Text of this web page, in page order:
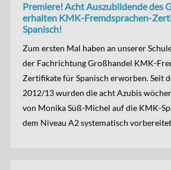
Premiere! Acht Auszubildende des
erhalten KMK-Fremdsprachen-
Spanisch!
Zum ersten Mal haben an unserer
der Fachrichtung Großhandel KMK-
Zertifikate für Spanisch erworben. Seit
2012/13 wurden die acht Azubis
von Monika Süß-Michel auf die KMK-
dem Niveau A2 systematisch